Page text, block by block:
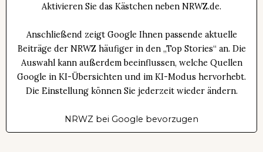
Aktivieren Sie das Kästchen neben NRWZ.de.
Anschließend zeigt Google Ihnen passende aktuelle
Beiträge der NRWZ häufiger in den „Top Stories“ an. Die
Auswahl kann außerdem beeinflussen, welche Quellen
Google in KI-Übersichten und im KI-Modus hervorhebt.
Die Einstellung können Sie jederzeit wieder ändern.
NRWZ bei Google bevorzugen